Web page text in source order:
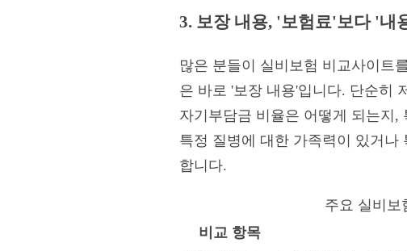
3. 보장 내용, '보험료'보다 '내
많은 분들이 실비보험 비교사이트
은 바로 '보장 내용'입니다. 단순히
자기부담금 비율은 어떻게 되는지,
특정 질병에 대한 가족력이 있거
합니다.
주요 실비보
비교 항목